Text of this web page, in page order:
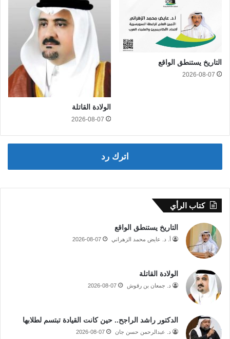
التاريخ يستنطق الواقع
2026-08-07
الولادة القاتلة
2026-08-07
اترك رد
كتاب الرأي
التاريخ يستنطق الواقع
أ. د. عايض محمد الزهراني 2026-08-07
الولادة القاتلة
د. جمعان بن رقوش 2026-08-07
الدكتور راشد الراجح.. حين كانت القيادة تبتسم لطلابها
د. عبدالرحمن حسن جان 2026-08-07